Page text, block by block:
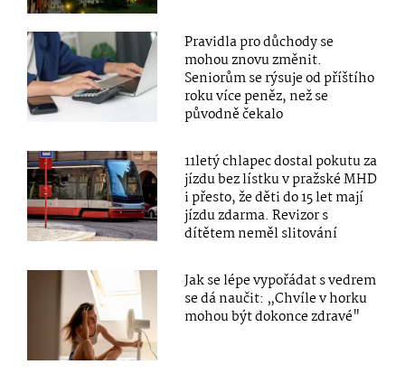
Pravidla pro důchody se
mohou znovu změnit.
Seniorům se rýsuje od příštího
roku více peněz, než se
původně čekalo
11letý chlapec dostal pokutu za
jízdu bez lístku v pražské MHD
i přesto, že děti do 15 let mají
jízdu zdarma. Revizor s
dítětem neměl slitování
Jak se lépe vypořádat s vedrem
se dá naučit: „Chvíle v horku
mohou být dokonce zdravé"